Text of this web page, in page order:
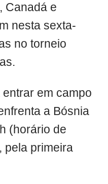
Canadá e
nesta sexta-
no torneio
em campo
a Bósnia
(horário de
pela primeira